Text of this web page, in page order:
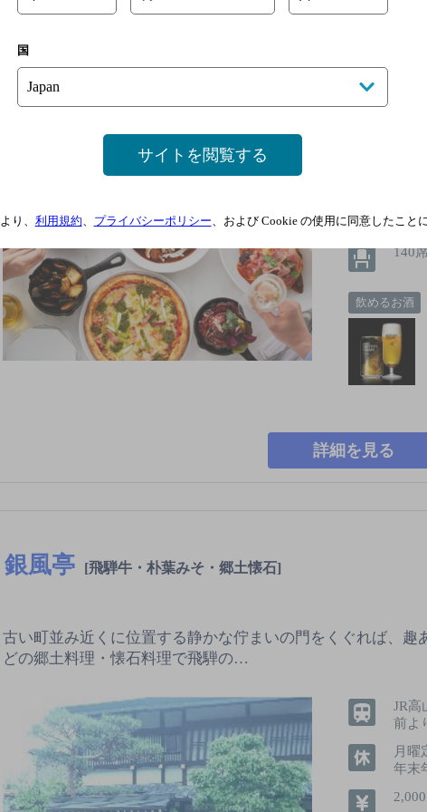
ベビーフェイスプラネッツ 羽島店 [その
地元からも愛される絶品洋食レストラン♪各種テイクアウトご
Ｊ
140
飲めるお酒
詳細を見る
銀風亭 [飛騨牛・朴葉みそ・郷土懐石]
古い町並み近くに位置する静かな佇まいの門をくぐれば、趣
どの郷土料理・懐石料理で飛騨の…
JR高
前よ
月曜
年末
国
サイトを閲覧する
り、 利用規約、 プライバシーポリシー、および Cookie の使用に同意したこと